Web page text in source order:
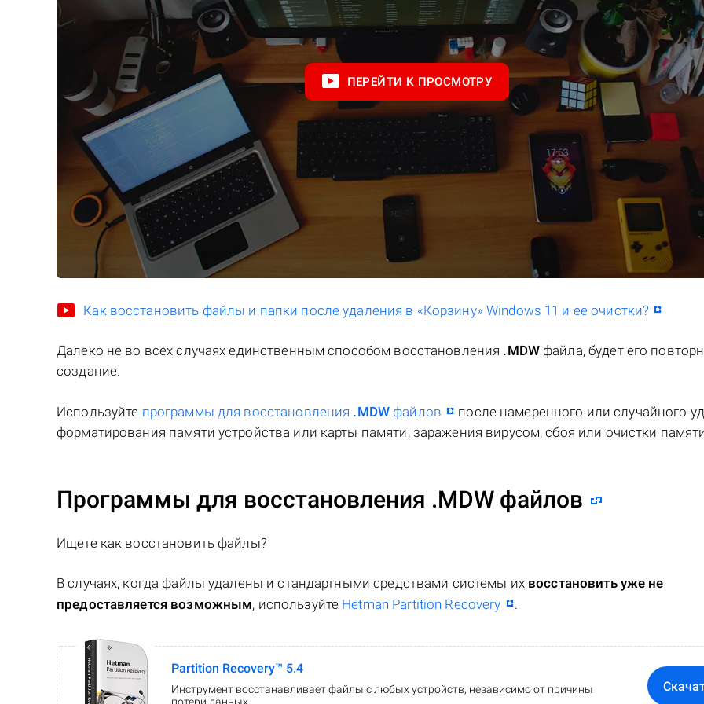
ПЕРЕЙТИ К ПРОСМОТРУ
Как восстановить файлы и папки после удаления в «Корзину» Windows 11 и ее очистки?
Далеко не во всех случаях единственным способом восстановления .MDWфайла, будет его
создание.
Используйте программы для восстановления .MDW файлов
после намеренного или случайного
форматирования памяти устройства или карты памяти, заражения вирусом, сбоя или очистки
Программы для восстановления .MDW файлов
Ищете как восстановить файлы?
В случаях, когда файлы удалены и стандартными средствами системы их восстановить уже не
предоставляется возможным, используйте Hetman Partition Recovery .
Partition Recovery™ 5.4
Инструмент восстанавливает файлы с любых устройств, независимо от причины